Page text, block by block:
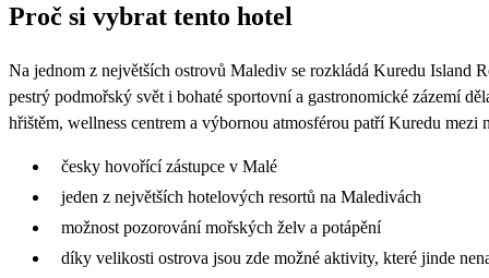
Proč si vybrat tento hotel
Na jednom z největších ostrovů Malediv se rozkládá Kuredu Island
pestrý podmořský svět i bohaté sportovní a gastronomické zázemí
hřištěm, wellness centrem a výbornou atmosférou patří Kuredu
česky hovořící zástupce v Malé
jeden z největších hotelových resortů na Maledivách
možnost pozorování mořských želv a potápění
díky velikosti ostrova jsou zde možné aktivity, které jinde